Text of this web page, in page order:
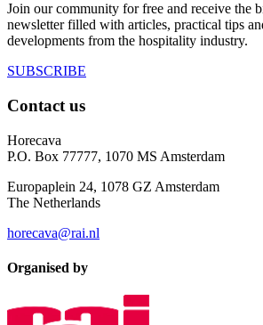
Join our community for free and receive the
newsletter filled with articles, practical tips
developments from the hospitality industry.
SUBSCRIBE
Contact us
Horecava
P.O. Box 77777, 1070 MS Amsterdam
Europaplein 24, 1078 GZ Amsterdam
The Netherlands
horecava@rai.nl
Organised by